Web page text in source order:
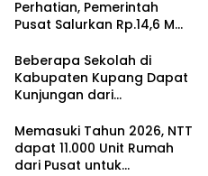
Perhatian, Pemerintah
Pusat Salurkan Rp.14,6 M
Beberapa Sekolah di
Kabupaten Kupang Dapat
Kunjungan dari
Memasuki Tahun 2026, NTT
dapat 11.000 Unit Rumah
dari Pusat untuk